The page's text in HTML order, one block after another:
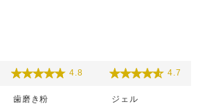
4.8 4.7
歯磨き粉 ジェル